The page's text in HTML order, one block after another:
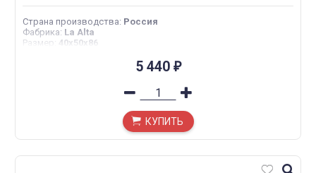
Страна производства: Россия
Фабрика: La Alta
Размер : 40х50х86
5 440 ₽
КУПИТЬ